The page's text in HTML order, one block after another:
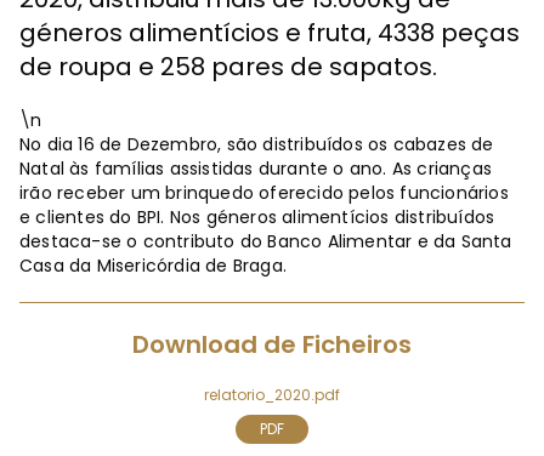
géneros alimentícios e fruta, 4338 peças
de roupa e 258 pares de sapatos.
\n
No dia 16 de Dezembro, são distribuídos os cabazes de
Natal às famílias assistidas durante o ano. As crianças
irão receber um brinquedo oferecido pelos funcionários
e clientes do BPI. Nos géneros alimentícios distribuídos
destaca-se o contributo do Banco Alimentar e da Santa
Casa da Misericórdia de Braga.
Download de Ficheiros
relatorio_2020.pdf
PDF